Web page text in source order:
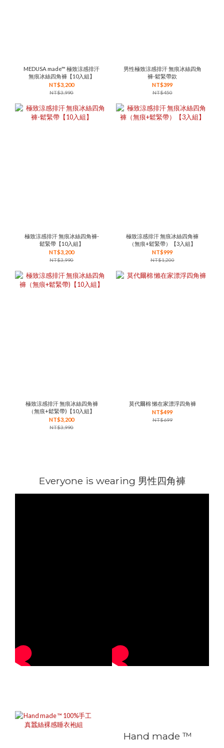
MEDUSA made™ 極致涼感排汗
無痕冰絲四角褲【10入組】
NT$3,200
NT$3,990
男性極致涼感排汗 無痕冰絲四角
褲-鬆緊帶款
NT$399
NT$450
極致涼感排汗 無痕冰絲四角褲-
鬆緊帶【10入組】
NT$3,200
NT$3,990
極致涼感排汗 無痕冰絲四角褲
（無痕+鬆緊帶）【3入組】
NT$999
NT$1,200
極致涼感排汗 無痕冰絲四角褲
（無痕+鬆緊帶)【10入組】
NT$3,200
NT$3,990
莫代爾棉 懶在家漂浮四角褲
NT$499
NT$699
Everyone is wearing 男性四角褲
Hand made ™